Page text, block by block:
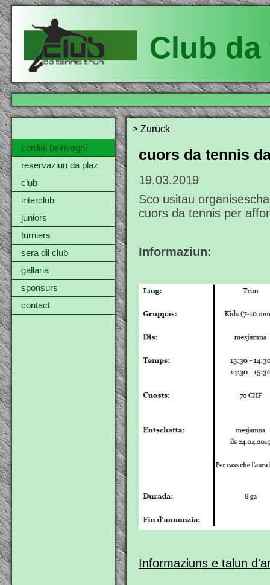
Club
cordial beinvegni
reservaziun da plaz
club
interclub
juniors
turniers
sera dil club
gallaria
sponsurs
contact
> Zurück
cuors da tennis
19.03.2019
Sco usitau
cuors da tennis per
Informaziun:
Informaziuns e talun